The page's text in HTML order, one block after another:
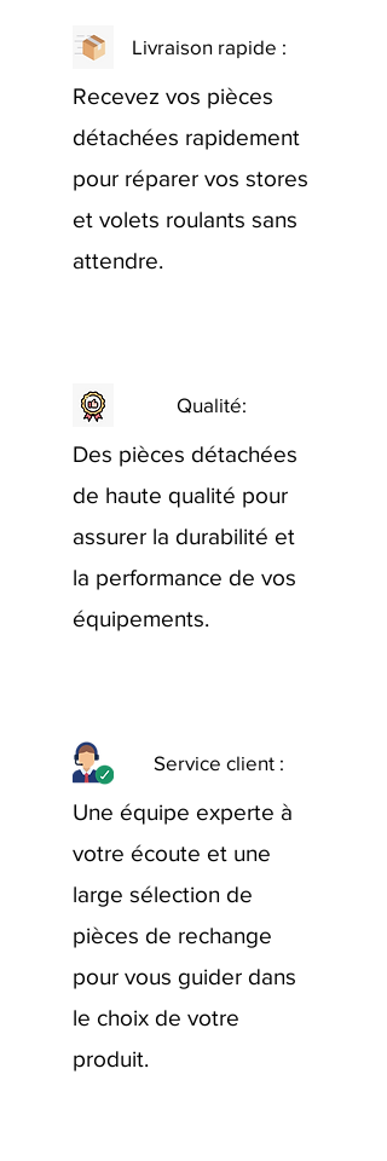
Livraison rapide :
Recevez vos pièces
détachées rapidement
pour réparer vos stores
et volets roulants sans
attendre.
Qualité:
Des pièces détachées
de haute qualité pour
assurer la durabilité et
la performance de vos
équipements.
Service client :
Une équipe experte à
votre écoute et une
large sélection de
pièces de rechange
pour vous guider dans
le choix de votre
produit.